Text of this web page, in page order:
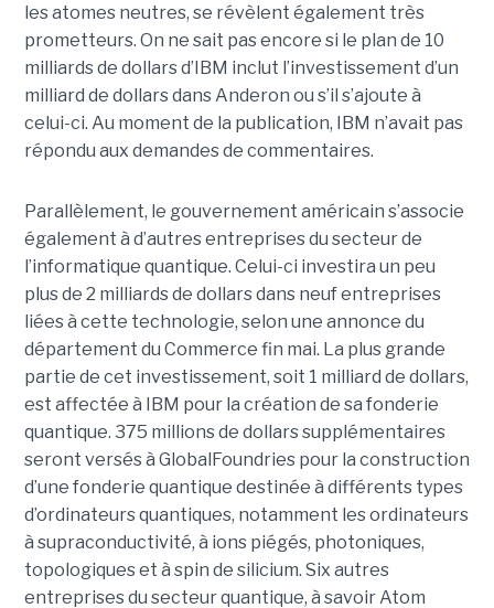
les atomes neutres, se révèlent également très
prometteurs. On ne sait pas encore si le plan de 10
milliards de dollars d’IBM inclut l’investissement d’un
milliard de dollars dans Anderon ou s’il s’ajoute à
celui-ci. Au moment de la publication, IBM n’avait pas
répondu aux demandes de commentaires.
Parallèlement, le gouvernement américain s’associe
également à d’autres entreprises du secteur de
l’informatique quantique. Celui-ci investira un peu
plus de 2 milliards de dollars dans neuf entreprises
liées à cette technologie, selon une annonce du
département du Commerce fin mai. La plus grande
partie de cet investissement, soit 1 milliard de dollars,
est affectée à IBM pour la création de sa fonderie
quantique. 375 millions de dollars supplémentaires
seront versés à GlobalFoundries pour la construction
d’une fonderie quantique destinée à différents types
d’ordinateurs quantiques, notamment les ordinateurs
à supraconductivité, à ions piégés, photoniques,
topologiques et à spin de silicium. Six autres
entreprises du secteur quantique, à savoir Atom